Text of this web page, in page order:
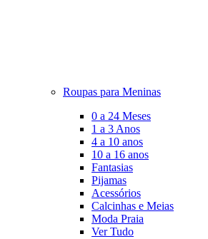
Roupas para Meninas
0 a 24 Meses
1 a 3 Anos
4 a 10 anos
10 a 16 anos
Fantasias
Pijamas
Acessórios
Calcinhas e Meias
Moda Praia
Ver Tudo